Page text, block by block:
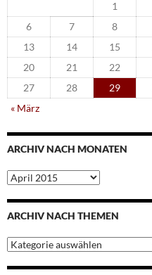
1
6
7 8
13
14 15
20
21 22
27
28 29
« März
ARCHIV NACH MONATEN
Archiv
nach
Monaten
ARCHIV NACH THEMEN
Archiv
nach
Themen